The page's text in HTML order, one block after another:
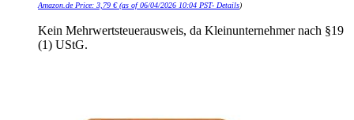
Amazon.de Price: 3,79 €(as of 06/04/2026 10:04 PST- Details)
Kein Mehrwertsteuerausweis, da Kleinunternehmer nach §19
(1) UStG.